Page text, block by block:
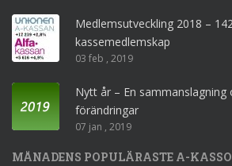
Medlemsutveckling 2018 –
kassemedlemskap
03 feb , 2019
Nytt år – En sammanslagning
förändringar
07 jan , 2019
MÅNADENS POPULÄRASTE A-